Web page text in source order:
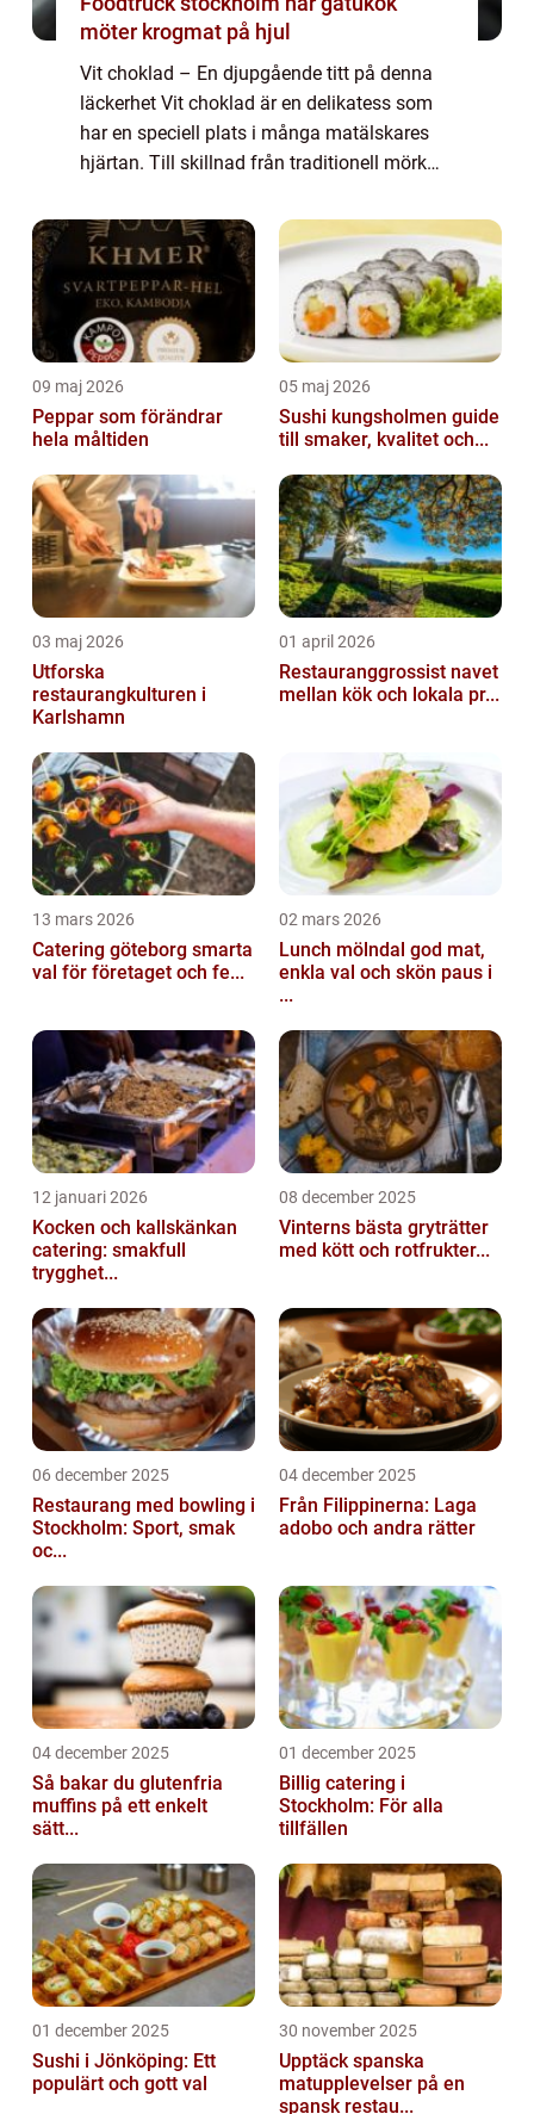
möter krogmat på hjul
Vit choklad – En djupgående titt på denna
läckerhet Vit choklad är en delikatess som
har en speciell plats i många matälskares
hjärtan. Till skillnad från traditionell mörk
choklad inte någon kakao....
09 maj 2026
Peppar som förändrar
hela måltiden
05 maj 2026
Sushi kungsholmen guide
till smaker, kvalitet och...
03 maj 2026
Utforska
restaurangkulturen i
Karlshamn
01 april 2026
Restauranggrossist navet
mellan kök och lokala pr...
13 mars 2026
Catering göteborg smarta
val för företaget och fe...
02 mars 2026
Lunch mölndal god mat,
enkla val och skön paus i
...
12 januari 2026
Kocken och kallskänkan
catering: smakfull
trygghet...
08 december 2025
Vinterns bästa gryträtter
med kött och rotfrukter...
06 december 2025
Restaurang med bowling i
Stockholm: Sport, smak
oc...
04 december 2025
Från Filippinerna: Laga
adobo och andra rätter
04 december 2025
Så bakar du glutenfria
muffins på ett enkelt
sätt...
01 december 2025
Billig catering i
Stockholm: För alla
tillfällen
01 december 2025
Sushi i Jönköping: Ett
populärt och gott val
30 november 2025
Upptäck spanska
matupplevelser på en
spansk restau...